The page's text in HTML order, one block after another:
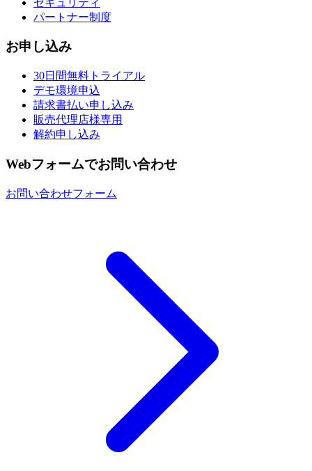
パートナー制度
お申し込み
30日間無料トライアル
デモ環境申込
請求書払い申し込み
販売代理店様専用
解約申し込み
Webフォームでお問い合わせ
お問い合わせフォーム